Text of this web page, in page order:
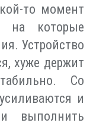
то момент
на которые
Устройство
хуже держит
Со
и
выполнить